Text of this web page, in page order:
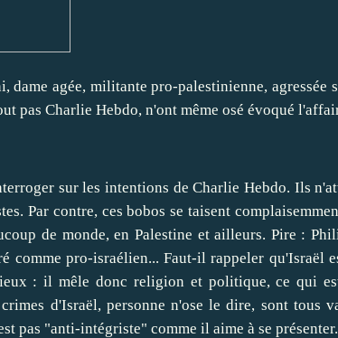
dame agée, militante pro-palestinienne, agressée
pas Charlie Hebdo, n'ont même osé évoqué
sur les intentions de Charlie Hebdo. Ils
Par contre, ces bobos se taisent
de monde, en Palestine et ailleurs. Pire :
comme pro-israélien... Faut-il rappeler qu'Israël
: il mêle donc religion et politique, ce qui
d'Israël, personne n'ose le dire, sont tous
pas "anti-intégriste" comme il aime à se